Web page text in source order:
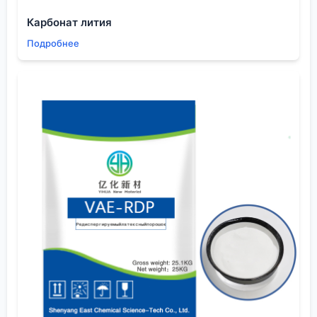
ионных аккумуляторов диктует требования на
уровне ppb к металлическим примесям. Поэтому
из разряда академического в сугубо
спектр отраслей широк, но требования к качеству
химикатов едины — они должны быть
Замена азота: когда классический пиридин не
подходит
Иногда классический пиридиновый азот — это не
решение, а проблема. Его основность может
мешать, или требуется изменить электронную
плотность кольца более радикально. Тогда в игру
вступают аналоги с другими гетероатомами.
Пиримидин — это, по сути, пиридин с
Карбонат лития
Подробнее